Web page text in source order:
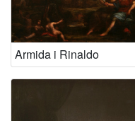
Armida i Rinaldo